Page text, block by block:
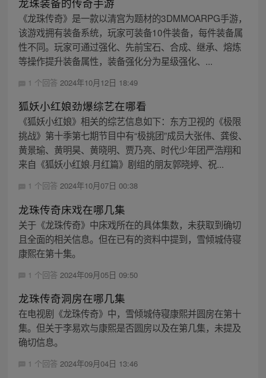
《龙珠传奇》是一款以清宫为题材的3DMMOARPG手游，
该游戏拥有装备系统，玩家可装备10件装备，每件装备属
性不同。玩家可通过强化、先前宝石、合成、继承、熔炼
等操作提升装备属性，装备强化分为星级强化、...
1 个回答 2024年10月12日 18:49
狐妖小红娘劲爆综艺在哪看
《狐妖小红娘》相关的综艺信息如下：东方卫视的《极限
挑战》第十季第七期节目中有“极挑团”成员大张伟、龚俊、
黄景瑜、黄明昊、黄晓明、贾乃亮、时代少年团严浩翔和
来自《狐妖小红娘·月红篇》剧组的朋友郭晓婷、祝...
1 个回答 2024年10月07日 00:38
龙珠传奇床戏在哪几集
关于《龙珠传奇》中床戏所在的具体集数，未获取到确切
且全面的相关信息。但在已有的资料中提到，雪倾城侍寝
康熙在第十集。
1 个回答 2024年09月05日 09:50
龙珠传奇洞房在哪几集
在电视剧《龙珠传奇》中，雪倾城侍寝康熙并圆房在第十
集。但关于李易欢与康熙是否圆房以及在第几集，未提及
确切信息。
1 个回答 2024年09月04日 13:46